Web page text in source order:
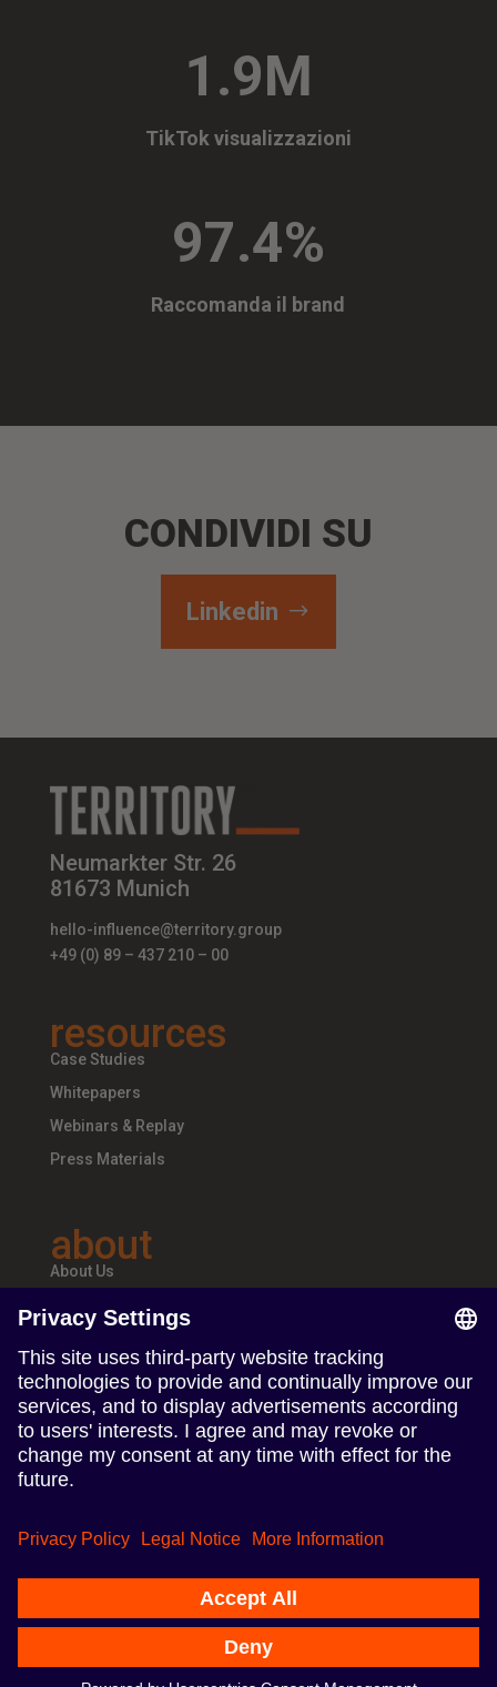
1.9M
TikTok visualizzazioni
97.4%
Raccomanda il brand
CONDIVIDI SU
Linkedin
Neumarkter Str. 26
81673 Munich
hello-influence@territory.group
+49 (0) 89 – 437 210 – 00
resources
Case Studies
Whitepapers
Webinars & Replay
Press Materials
about
About Us
Teams & Offices
follow us
Follow us on Linkedin
Follow us on Instagram
Terms of Use Imprint
© 2024 TERRITORY Influence